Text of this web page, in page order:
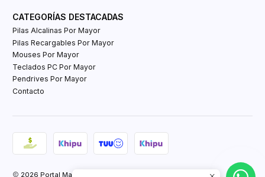
CATEGORÍAS DESTACADAS
Pilas Alcalinas Por Mayor
Pilas Recargables Por Mayor
Mouses Por Mayor
Teclados PC Por Mayor
Pendrives Por Mayor
Contacto
2026 Portal Mayorista Tienda E-Commerce.